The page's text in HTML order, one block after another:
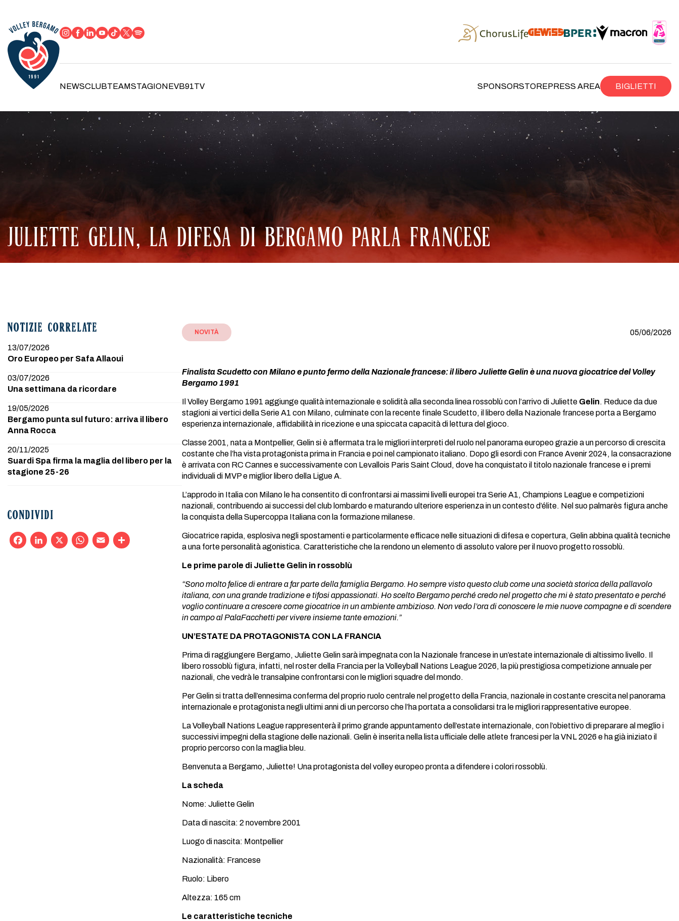
NEWSCLUBTEAMSTAGIONEVB91TV SPONSORSTOREPRESS AREA BIGLIETTI
JULIETTE GELIN, LA DIFESA DI BERGAMO PARLA FRANCESE
NOTIZIE CORRELATE
13/07/2026
Oro Europeo per Safa Allaoui
03/07/2026
Una settimana da ricordare
19/05/2026
Bergamo punta sul futuro: arriva il libero
Anna Rocca
20/11/2025
Suardi Spa firma la maglia del libero per la
stagione 25-26
CONDIVIDI
NOVITÀ 05/06/2026
Finalista Scudetto con Milano e punto fermo della Nazionale francese: il libero Juliette Gelin è una nuova giocatrice del Volley
Bergamo 1991
Il Volley Bergamo 1991 aggiunge qualità internazionale e solidità alla seconda linea rossoblù con l’arrivo di Juliette Gelin. Reduce da due
stagioni ai vertici della Serie A1 con Milano, culminate con la recente finale Scudetto, il libero della Nazionale francese porta a Bergamo
esperienza internazionale, affidabilità in ricezione e una spiccata capacità di lettura del gioco.
Classe 2001, nata a Montpellier, Gelin si è affermata tra le migliori interpreti del ruolo nel panorama europeo grazie a un percorso di crescita
costante che l’ha vista protagonista prima in Francia e poi nel campionato italiano. Dopo gli esordi con France Avenir 2024, la consacrazione
è arrivata con RC Cannes e successivamente con Levallois Paris Saint Cloud, dove ha conquistato il titolo nazionale francese e i premi
individuali di MVP e miglior libero della Ligue A.
L’approdo in Italia con Milano le ha consentito di confrontarsi ai massimi livelli europei tra Serie A1, Champions League e competizioni
nazionali, contribuendo ai successi del club lombardo e maturando ulteriore esperienza in un contesto d’élite. Nel suo palmarès figura anche
la conquista della Supercoppa Italiana con la formazione milanese.
Giocatrice rapida, esplosiva negli spostamenti e particolarmente efficace nelle situazioni di difesa e copertura, Gelin abbina qualità tecniche
a una forte personalità agonistica. Caratteristiche che la rendono un elemento di assoluto valore per il nuovo progetto rossoblù.
Le prime parole di Juliette Gelin in rossoblù
“Sono molto felice di entrare a far parte della famiglia Bergamo. Ho sempre visto questo club come una società storica della pallavolo
italiana, con una grande tradizione e tifosi appassionati. Ho scelto Bergamo perché credo nel progetto che mi è stato presentato e perché
voglio continuare a crescere come giocatrice in un ambiente ambizioso. Non vedo l’ora di conoscere le mie nuove compagne e di scendere
in campo al PalaFacchetti per vivere insieme tante emozioni.”
UN’ESTATE DA PROTAGONISTA CON LA FRANCIA
Prima di raggiungere Bergamo, Juliette Gelin sarà impegnata con la Nazionale francese in un’estate internazionale di altissimo livello. Il
libero rossoblù figura, infatti, nel roster della Francia per la Volleyball Nations League 2026, la più prestigiosa competizione annuale per
nazionali, che vedrà le transalpine confrontarsi con le migliori squadre del mondo.
Per Gelin si tratta dell’ennesima conferma del proprio ruolo centrale nel progetto della Francia, nazionale in costante crescita nel panorama
internazionale e protagonista negli ultimi anni di un percorso che l’ha portata a consolidarsi tra le migliori rappresentative europee.
La Volleyball Nations League rappresenterà il primo grande appuntamento dell’estate internazionale, con l’obiettivo di preparare al meglio i
successivi impegni della stagione delle nazionali. Gelin è inserita nella lista ufficiale delle atlete francesi per la VNL 2026 e ha già iniziato il
proprio percorso con la maglia bleu.
Benvenuta a Bergamo, Juliette! Una protagonista del volley europeo pronta a difendere i colori rossoblù.
La scheda
Nome: Juliette Gelin
Data di nascita: 2 novembre 2001
Luogo di nascita: Montpellier
Nazionalità: Francese
Ruolo: Libero
Altezza: 165 cm
Le caratteristiche tecniche